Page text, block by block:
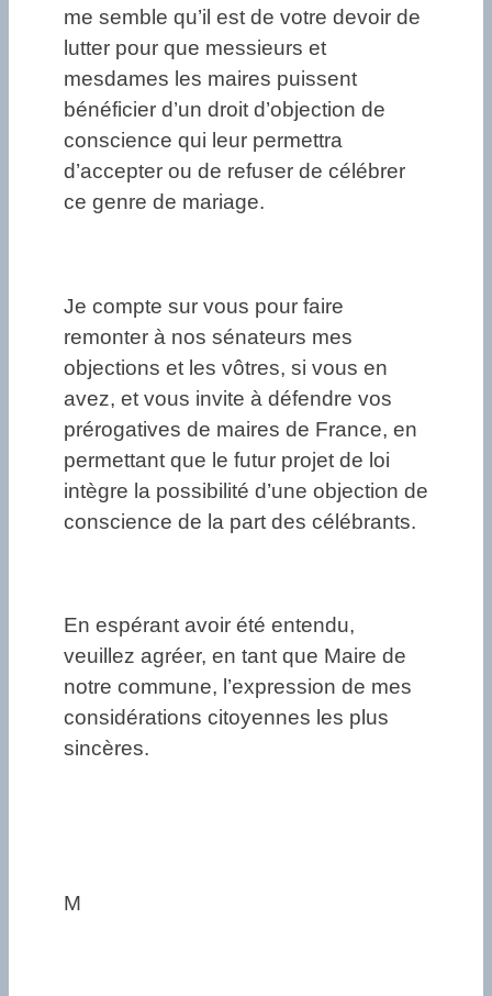
me semble qu’il est de votre devoir de
lutter pour que messieurs et
mesdames les maires puissent
bénéficier d’un droit d’objection de
conscience qui leur permettra
d’accepter ou de refuser de célébrer
ce genre de mariage.
Je compte sur vous pour faire
remonter à nos sénateurs mes
objections et les vôtres, si vous en
avez, et vous invite à défendre vos
prérogatives de maires de France, en
permettant que le futur projet de loi
intègre la possibilité d’une objection de
conscience de la part des célébrants.
En espérant avoir été entendu,
veuillez agréer, en tant que Maire de
notre commune, l’expression de mes
considérations citoyennes les plus
sincères.
M